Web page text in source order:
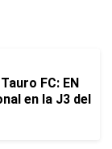
FC: EN
en la J3 del